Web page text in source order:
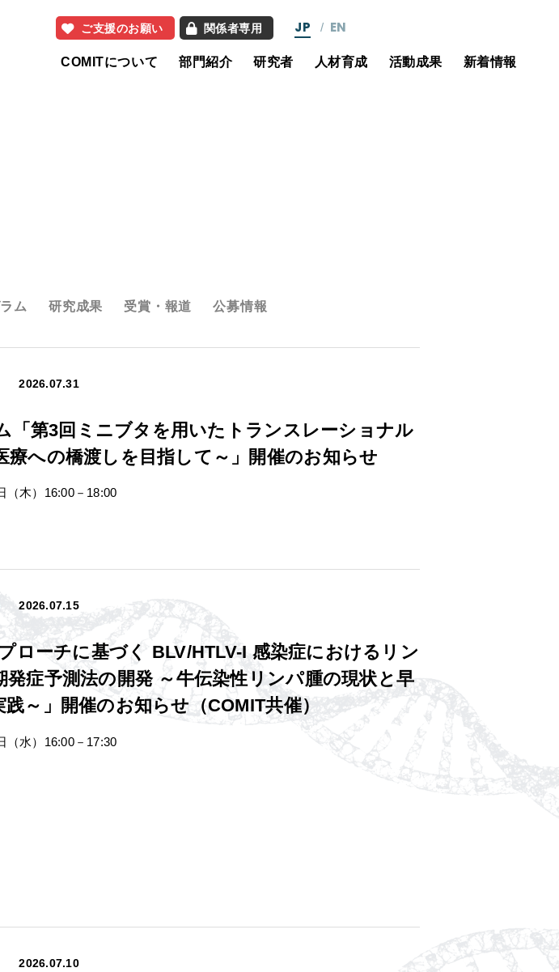
ご支援のお願い 関係者専用 JP EN
COMITについて 部門紹介 研究者 人材育成 活動成果 新着情報
ム 研究成果 受賞・報道 公募情報
2026.07.31
「第3回ミニブタを用いたトランスレーショナル
療への橋渡しを目指して～」開催のお知らせ
（木）16:00－18:00
2026.07.15
ローチに基づく BLV/HTLV-I 感染症におけるリン
発症予測法の開発 ～牛伝染性リンパ腫の現状と早
～」開催のお知らせ（COMIT共催）
（水）16:00－17:30
2026.07.10